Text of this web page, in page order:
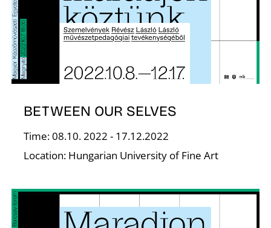
BETWEEN OUR SELVES
Time: 08.10. 2022 - 17.12.2022
Location: Hungarian University of Fine Art